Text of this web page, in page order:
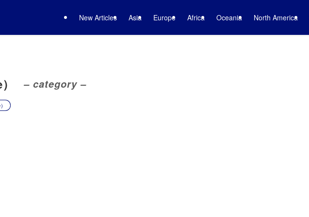
New Articles Asia Europe Africa Oceania North America
– category –